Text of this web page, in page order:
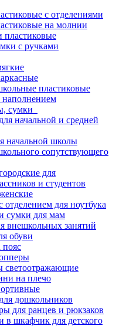
с отделениями
на молнии
пластиковые
с ручками
пластиковые
сумки
начальной и средней
начальной школы
сопутствующего
для
и студентов
отделением для ноутбука
сумки для мам
внешкольных занятий
обуви
светоотражающие
на плечо
дошкольников
для ранцев и рюкзаков
в шкафчик для детского